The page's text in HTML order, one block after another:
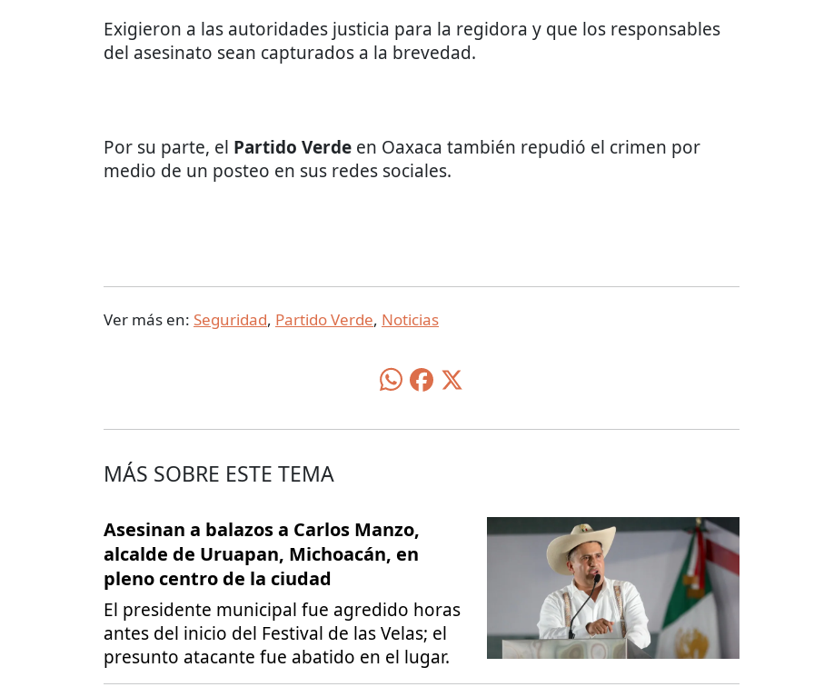
Exigieron a las autoridades justicia para la regidora y que los responsables
del asesinato sean capturados a la brevedad.
Por su parte, el Partido Verde en Oaxaca también repudió el crimen por
medio de un posteo en sus redes sociales.
Ver más en: Seguridad, Partido Verde, Noticias
MÁS SOBRE ESTE TEMA
Asesinan a balazos a Carlos Manzo,
alcalde de Uruapan, Michoacán, en
pleno centro de la ciudad
El presidente municipal fue agredido horas
antes del inicio del Festival de las Velas; el
presunto atacante fue abatido en el lugar.